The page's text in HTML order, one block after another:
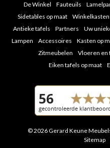
De Winkel
Fauteuils
Sidetables op maat
Winkelkasten
Antieke tafels
Partners Uw
Lampen
Accessoires Kasten op
Zitmeubelen
Vloeren en
Eiken tafels op maat
© 2026 Gerard Keune
Sitemap